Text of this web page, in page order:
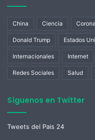
China Ciencia
Donald Trump Estados
Internacionales Internet
Redes Sociales Salud
Síguenos en Twitter
Tweets del Pais 24